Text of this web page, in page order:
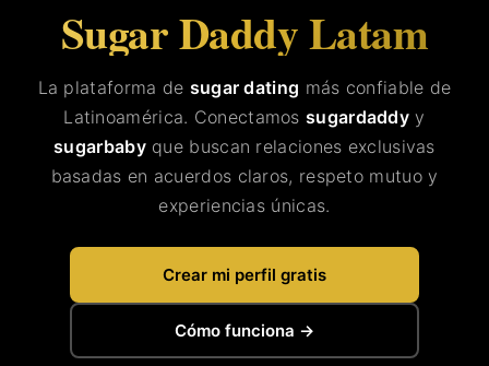
Sugar Daddy Latam
La plataforma de sugar dating más confiable de
Latinoamérica. Conectamossugardaddy y
sugarbabyque buscan relaciones exclusivas
basadas en acuerdos claros, respeto mutuo y
experiencias únicas.
Crear mi perfil gratis
Cómo funciona →